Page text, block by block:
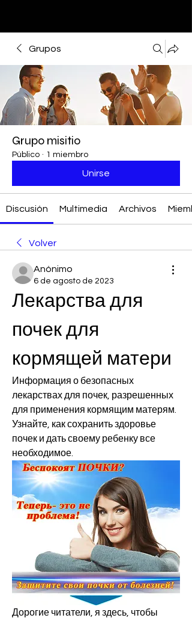
Grupos
Grupo misitio
Público · 1 miembro
Unirse
Discusión Multimedia Archivos
Volver
Anónimo
6 de agosto de 2023
Лекарства для
почек для
кормящей матери
Информация о безопасных
лекарствах для почек, разрешенных
для применения кормящим матерям.
Узнайте, как сохранить здоровье
почек и дать своему ребенку все
необходимое.
Дорогие читатели, я здесь, чтобы